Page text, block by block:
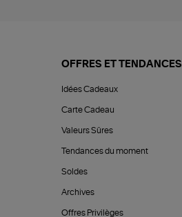
OFFRES ET TENDANCES
Idées Cadeaux
Carte Cadeau
Valeurs Sûres
Tendances du moment
Soldes
Archives
Offres Privilèges